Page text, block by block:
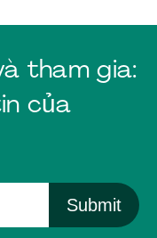
tham gia:
của
Submit